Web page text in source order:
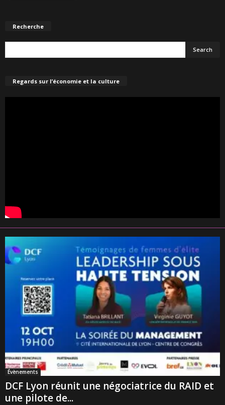
Recherche
Regards sur l’économie et la culture
Évènements
DCF Lyon réunit une négociatrice du RAID et
une pilote de...